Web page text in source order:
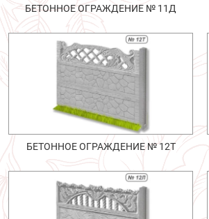
БЕТОННОЕ ОГРАЖДЕНИЕ № 11Д
БЕТОННОЕ ОГРАЖДЕНИЕ № 12Т